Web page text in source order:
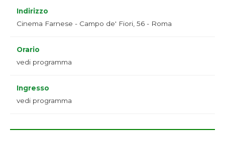
Indirizzo
Cinema Farnese - Campo de' Fiori, 56 - Roma
Orario
vedi programma
Ingresso
vedi programma